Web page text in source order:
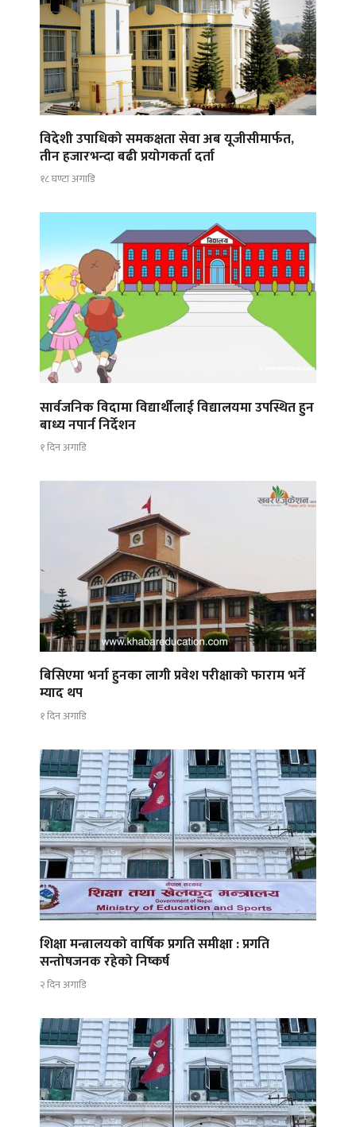
विदेशी उपाधिको समकक्षता सेवा अब यूजीसीमार्फत,
तीन हजारभन्दा बढी प्रयोगकर्ता दर्ता
१८ घण्टा अगाडि
सार्वजनिक विदामा विद्यार्थीलाई विद्यालयमा उपस्थित हुन
बाध्य नपार्न निर्देशन
१ दिन अगाडि
बिसिएमा भर्ना हुनका लागी प्रवेश परीक्षाको फाराम भर्ने
म्याद थप
१ दिन अगाडि
शिक्षा मन्त्रालयको वार्षिक प्रगति समीक्षा : प्रगति
सन्तोषजनक रहेको निष्कर्ष
२ दिन अगाडि